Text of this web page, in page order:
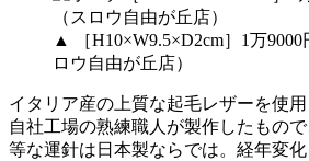
▲ ［H10×W9.5×D2cm］1万
ロウ自由が丘店）
イタリア産の上質な起毛レザーを使
自社工場の熟練職人が製作したもの
等な運針は日本製ならでは。経年変化